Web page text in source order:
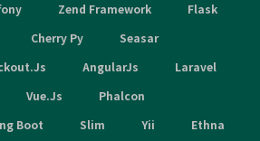
Zend Framework
Flask
Cherry Py
Seasar
AngularJs
Laravel
Vue.Js
Phalcon
Boot Slim Yii
Ethna